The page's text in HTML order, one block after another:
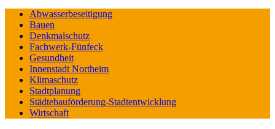
Abwasserbeseitigung
Bauen
Denkmalschutz
Fachwerk-Fünfeck
Gesundheit
Innenstadt Northeim
Klimaschutz
Stadtplanung
Städtebauförderung-Stadtentwicklung
Wirtschaft